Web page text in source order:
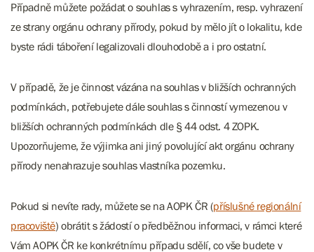
Případně můžete požádat o souhlas s vyhrazením, resp. vyhrazení
ze strany orgánu ochrany přírody, pokud by mělo jít o lokalitu, kde
byste rádi táboření legalizovali dlouhodobě a i pro ostatní.
V případě, že je činnost vázána na souhlas v bližších ochranných
podmínkách, potřebujete dále souhlas s činností vymezenou v
bližších ochranných podmínkách dle § 44 odst. 4 ZOPK.
Upozorňujeme, že výjimka ani jiný povolující akt orgánu ochrany
přírody nenahrazuje souhlas vlastníka pozemku.
Pokud si nevíte rady, můžete se na AOPK ČR (příslušné regionální
pracoviště) obrátit s žádostí o předběžnou informaci, v rámci které
Vám AOPK ČR ke konkrétnímu případu sdělí, co vše budete v